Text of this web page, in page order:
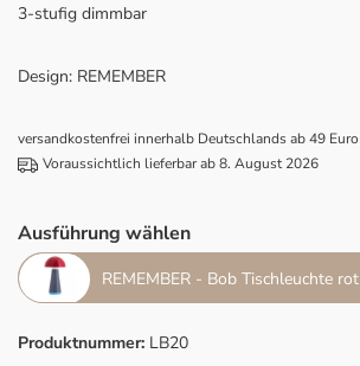
3-stufig dimmbar
Design: REMEMBER
versandkostenfrei innerhalb Deutschlands ab 49 Euro
Voraussichtlich lieferbar ab 8. August 2026
Ausführung wählen
REMEMBER - Bob Tischleuchte rot
Produktnummer: LB20